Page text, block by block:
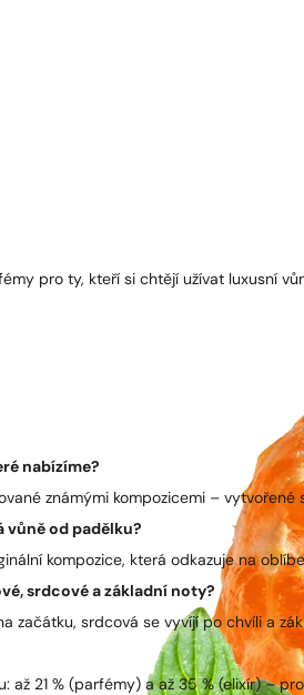
pro ty, kteří si chtějí užívat luxusní
nabízíme?
známými kompozicemi –
vůně od padělku?
kompozice, která odkazuje na
srdcové a základní noty?
začátku, srdcová se vyvíjí po chvíli a
až 21 % (parfémy) a až 35 % (elixír) –